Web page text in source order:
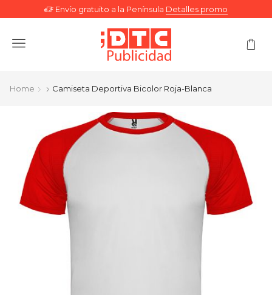
Envío gratuito a la Península Detalles promo
Menu
Home Camiseta Deportiva Bicolor Roja-Blanca